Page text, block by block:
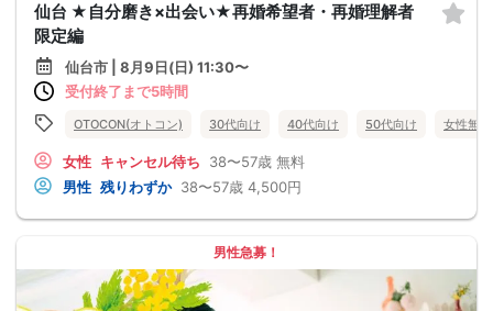
仙台 ★自分磨き×出会い★再婚希望者・再婚理解者
限定編
仙台市 | 8月9日(日) 11:30〜
受付終了まで5時間
OTOCON(オトコン) 30代向け 40代向け 50代向け 女性無料
女性 キャンセル待ち 38〜57歳 無料
男性 残りわずか 38〜57歳 4,500円
男性急募！